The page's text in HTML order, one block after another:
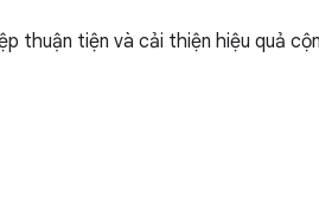
thuận tiện và cải thiện hiệu quả